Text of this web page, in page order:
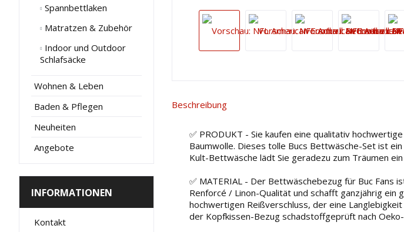
Spannbettlaken
Matratzen & Zubehör
Indoor und Outdoor
Schlafsäcke
Wohnen & Leben
Baden & Pflegen
Neuheiten
Angebote
INFORMATIONEN
Kontakt
Beschreibung
✅ PRODUKT - Sie kaufen eine qualitativ
Baumwolle. Dieses tolle Bucs Bettwäsche-Set ist
Kult-Bettwäsche lädt Sie geradezu zum Träumen
✅ MATERIAL - Der Bettwäschebezug für Buc Fans
Renforcé / Linon-Qualität und schafft ganzjährig
hochwertigen Reißverschluss, der eine
der Kopfkissen-Bezug schadstoffgeprüft nach